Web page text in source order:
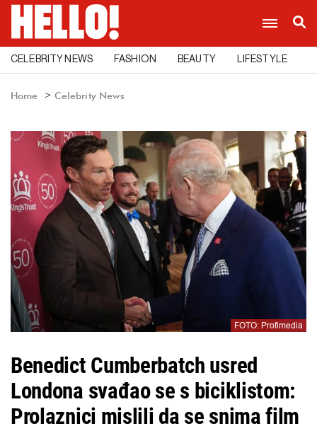
CELEBRITY NEWS FASHION BEAUTY LIFESTYLE
Home Celebrity News
FOTO: Profimedia
Benedict Cumberbatch usred
Londona svađao se s biciklistom:
Prolaznici mislili da se snima film